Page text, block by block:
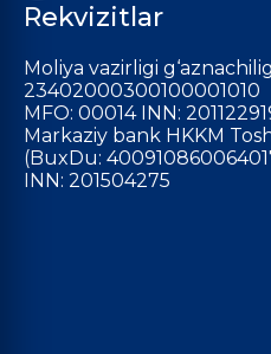
Rekvizitlar
Moliya vazirligi
23402000300100001010
MFO: 00014 INN:
Markaziy bank HKKM
(BuxDu:
INN: 201504275